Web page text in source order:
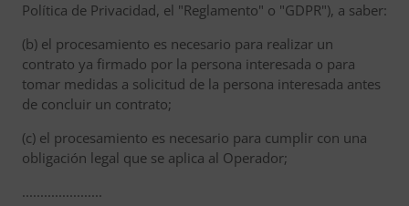
Política de Privacidad, el "Reglamento" o "GDPR"), a saber:
(b) el procesamiento es necesario para realizar un
contrato ya firmado por la persona interesada o para
tomar medidas a solicitud de la persona interesada antes
de concluir un contrato;
(c) el procesamiento es necesario para cumplir con una
obligación legal que se aplica al Operador;
......................